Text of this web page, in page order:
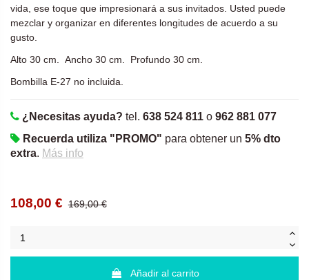
vida, ese toque que impresionará a sus invitados. Usted puede
mezclar y organizar en diferentes longitudes de acuerdo a su
gusto.
Alto 30 cm. Ancho 30 cm. Profundo 30 cm.
Bombilla E-27 no incluida.
¿Necesitas ayuda? tel. 638 524 811 o 962 881 077
Recuerda utiliza "PROMO" para obtener un 5% dto
extra. Más info
108,00 € 169,00 €
Añadir al carrito